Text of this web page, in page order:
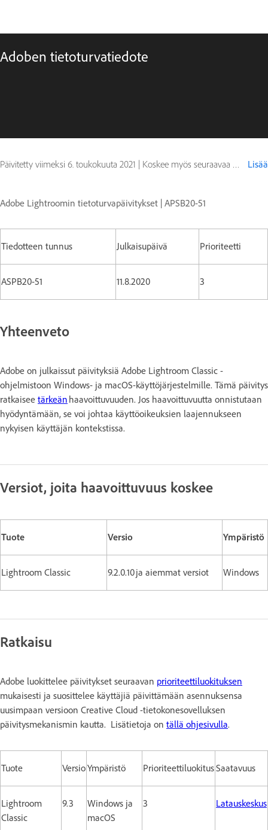
Adoben tietoturvatiedote
Päivitetty viimeksi 6. toukokuuta 2021 | Koskee myös seuraavaa Digital Editions Lisää
Adobe Lightroomin tietoturvapäivitykset | APSB20-51
Tiedotteen tunnus Julkaisupäivä Prioriteetti
ASPB20-51 11.8.2020 3
Yhteenveto
Adobe on julkaissut päivityksiä Adobe Lightroom Classic -
ohjelmistoon Windows- ja macOS-käyttöjärjestelmille. Tämä päivitys
ratkaisee tärkeän haavoittuvuuden. Jos haavoittuvuutta onnistutaan
hyödyntämään, se voi johtaa käyttöoikeuksien laajennukseen
nykyisen käyttäjän kontekstissa.
Versiot, joita haavoittuvuus koskee
Tuote Versio Ympäristö
Lightroom Classic 9.2.0.10 ja aiemmat versiot Windows
Ratkaisu
Adobe luokittelee päivitykset seuraavan prioriteettiluokituksen
mukaisesti ja suosittelee käyttäjiä päivittämään asennuksensa
uusimpaan versioon Creative Cloud -tietokonesovelluksen
päivitysmekanismin kautta. Lisätietoja on tällä ohjesivulla.
Tuote VersioYmpäristö PrioriteettiluokitusSaatavuus
Lightroom
Classic
9.3
Windows ja
macOS
3 Latauskeskus